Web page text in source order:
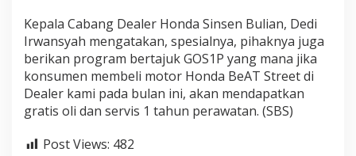
Kepala Cabang Dealer Honda Sinsen Bulian, Dedi
Irwansyah mengatakan, spesialnya, pihaknya juga
berikan program bertajuk GOS1P yang mana jika
konsumen membeli motor Honda BeAT Street di
Dealer kami pada bulan ini, akan mendapatkan
gratis oli dan servis 1 tahun perawatan. (SBS)
Post Views: 482